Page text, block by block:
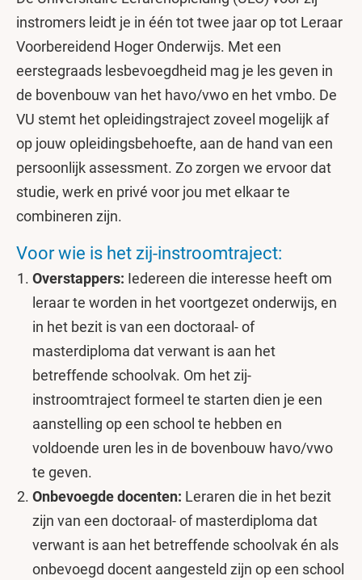
instromers leidt je in één tot twee jaar op tot Leraar
Voorbereidend Hoger Onderwijs. Met een
eerstegraads lesbevoegdheid mag je les geven in
de bovenbouw van het havo/vwo en het vmbo. De
VU stemt het opleidingstraject zoveel mogelijk af
op jouw opleidingsbehoefte, aan de hand van een
persoonlijk assessment. Zo zorgen we ervoor dat
studie, werk en privé voor jou met elkaar te
combineren zijn.
Voor wie is het zij-instroomtraject:
Overstappers: Iedereen die interesse heeft om
leraar te worden in het voortgezet onderwijs, en
in het bezit is van een doctoraal- of
masterdiploma dat verwant is aan het
betreffende schoolvak. Om het zij-
instroomtraject formeel te starten dien je een
aanstelling op een school te hebben en
voldoende uren les in de bovenbouw havo/vwo
te geven.
Onbevoegde docenten: Leraren die in het bezit
zijn van een doctoraal- of masterdiploma dat
verwant is aan het betreffende schoolvak én als
onbevoegd docent aangesteld zijn op een school